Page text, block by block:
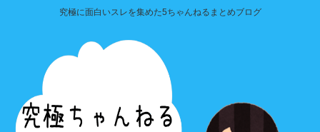
究極に面白いスレを集めた5ちゃんねるまとめブログ